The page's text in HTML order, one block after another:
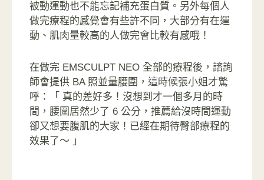
被動運動也不能忘記補充蛋白質。另外每個人
做完療程的感覺會有些許不同，大部分有在運
動、肌肉量較高的人做完會比較有感哦！
在做完 EMSCULPT NEO 全部的療程後，諮詢
師會提供 BA 照並量腰圍，這時候張小姐才驚
呼：「 真的差好多！沒想到才一個多月的時
間，腰圍居然少了 6 公分，推薦給沒時間運動
卻又想要腹肌的大家！已經在期待臀部療程的
效果了～ 」